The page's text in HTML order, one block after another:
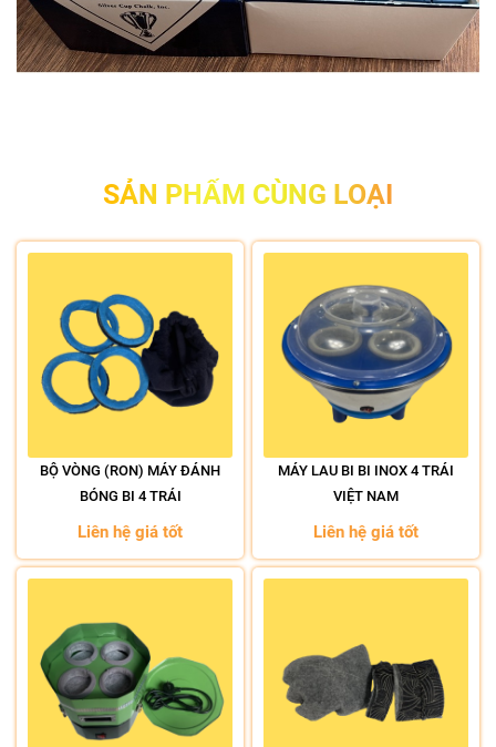
SẢN PHẨM CÙNG LOẠI
BỘ VÒNG (RON) MÁY ĐÁNH
BÓNG BI 4 TRÁI
Liên hệ giá tốt
MÁY LAU BI BI INOX 4 TRÁI
VIỆT NAM
Liên hệ giá tốt